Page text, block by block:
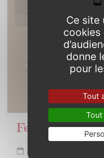
Festi’plein
Ce site
cookies
donne
pour
Tout